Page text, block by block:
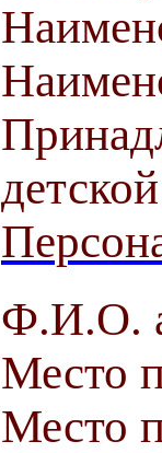
Ф.И.О.
Место
Место